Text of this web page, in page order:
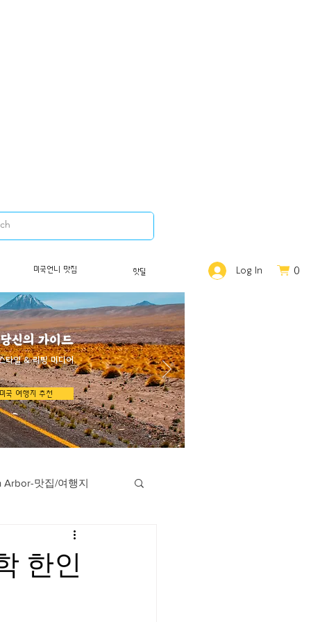
신의 가이드
타일 & 리빙 미디어
미국 여행지 추천
Arbor-맛집/여행지
Austin-맛집/여행지
한인
미국언니 맛집 핫딜 Log In 0